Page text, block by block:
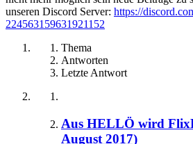
unseren Discord Server: https://
224563159631921152
Thema
Antworten
Letzte Antwort
Aus HELLÖ wird
August 2017)